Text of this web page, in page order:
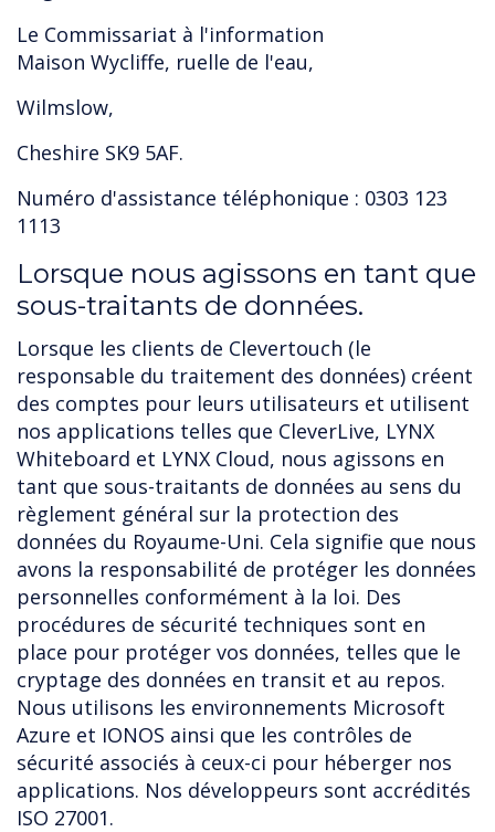
Le Commissariat à l'information
Maison Wycliffe, ruelle de l'eau,
Wilmslow,
Cheshire SK9 5AF.
Numéro d'assistance téléphonique : 0303 123
1113
Lorsque nous agissons en tant que
sous-traitants de données.
Lorsque les clients de Clevertouch (le
responsable du traitement des données) créent
des comptes pour leurs utilisateurs et utilisent
nos applications telles que CleverLive, LYNX
Whiteboard et LYNX Cloud, nous agissons en
tant que sous-traitants de données au sens du
règlement général sur la protection des
données du Royaume-Uni. Cela signifie que nous
avons la responsabilité de protéger les données
personnelles conformément à la loi. Des
procédures de sécurité techniques sont en
place pour protéger vos données, telles que le
cryptage des données en transit et au repos.
Nous utilisons les environnements Microsoft
Azure et IONOS ainsi que les contrôles de
sécurité associés à ceux-ci pour héberger nos
applications. Nos développeurs sont accrédités
ISO 27001.